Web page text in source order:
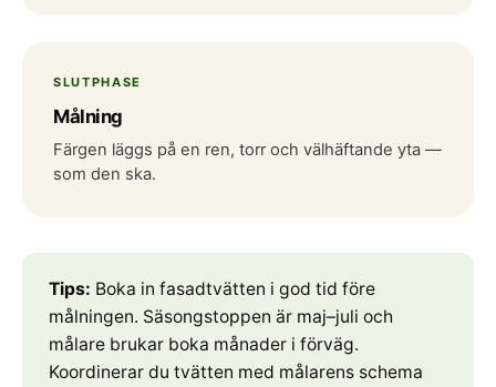
SLUTPHASE
Målning
Färgen läggs på en ren, torr och välhäftande yta —
som den ska.
Tips: Boka in fasadtvätten i god tid före
målningen. Säsongstoppen är maj–juli och
målare brukar boka månader i förväg.
Koordinerar du tvätten med målarens schema